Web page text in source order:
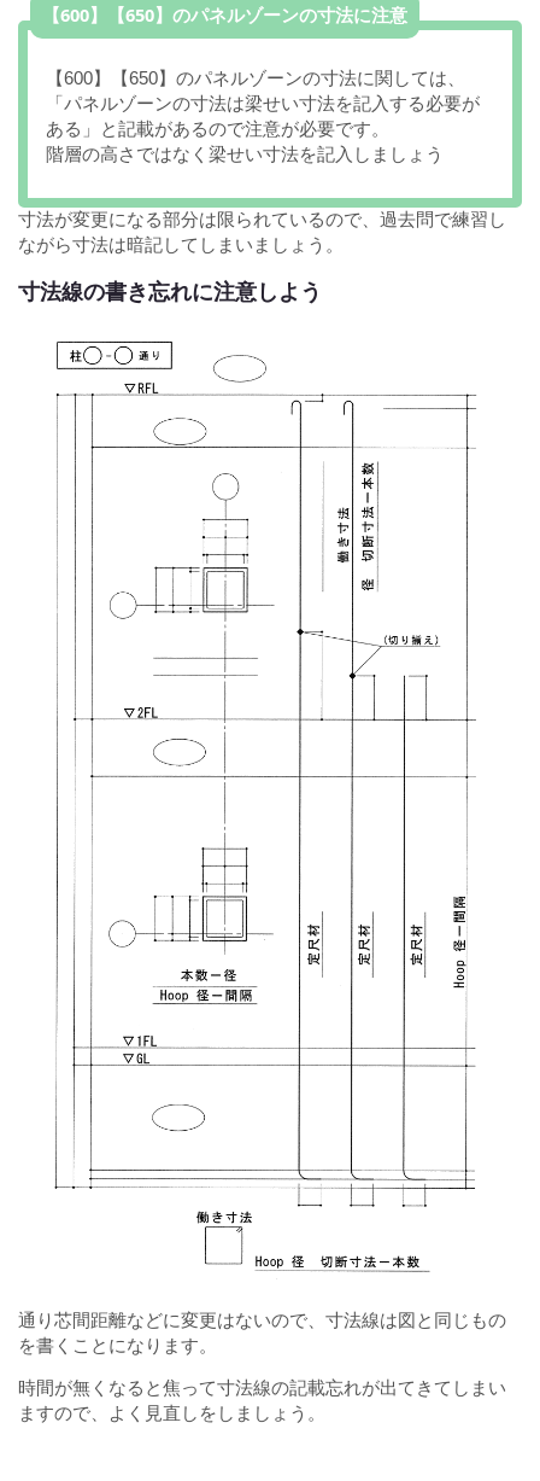
【600】【650】のパネルゾーンの寸法に注意
【600】【650】のパネルゾーンの寸法に関しては、
「パネルゾーンの寸法は梁せい寸法を記入する必要が
ある」と記載があるので注意が必要です。
階層の高さではなく梁せい寸法を記入しましょう
寸法が変更になる部分は限られているので、過去問で練習し
ながら寸法は暗記してしまいましょう。
寸法線の書き忘れに注意しよう
通り芯間距離などに変更はないので、寸法線は図と同じもの
を書くことになります。
時間が無くなると焦って寸法線の記載忘れが出てきてしまい
ますので、よく見直しをしましょう。